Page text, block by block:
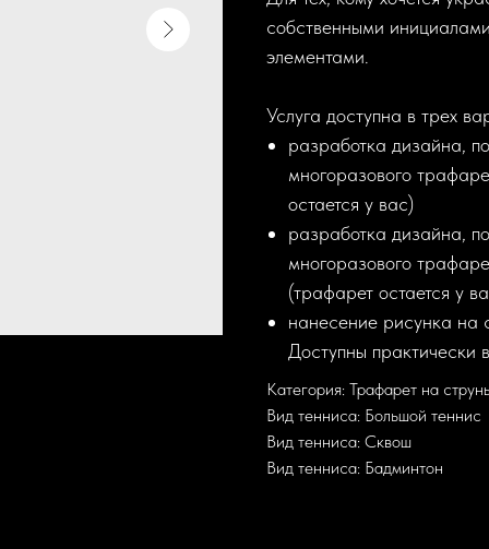
собственными
элементами.
Услуга доступна в трех
разработка дизайна,
многоразового
остается у вас)
разработка дизайна,
многоразового
(трафарет остается у
нанесение рисунка на
Доступны практически
Категория: Трафарет на
Вид тенниса: Большой теннис
Вид тенниса: Сквош
Вид тенниса: Бадминтон